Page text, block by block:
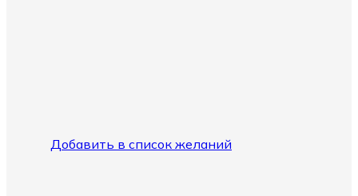
Добавить в список желаний